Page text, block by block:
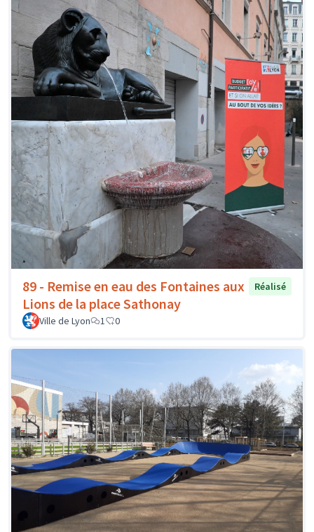
89 - Remise en eau des Fontaines aux
Lions de la place Sathonay
Réalisé
Ville de Lyon 1 0